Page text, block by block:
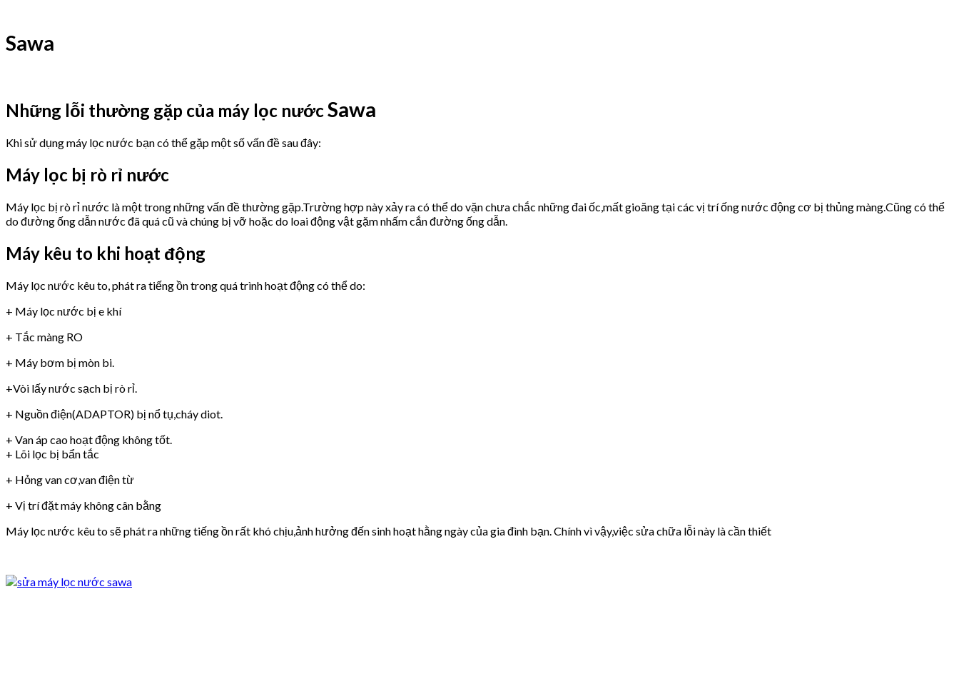
Sawa
Những lỗi thường gặp của máy lọc nướcSawa
Khi sử dụng máy lọc nước bạn có thể gặp một số vấn đề sau đây:
Máy lọc bị rò rỉ nước
Máy lọc bị rò rỉ nước là một trong những vấn đề thường gặp.Trường hợp này xảy ra có thể do vặn chưa chắc những đai ốc,mất gioăng tại các vị trí ống nước động cơ bị thủng màng.Cũng có thể
do đường ống dẫn nước đã quá cũ và chúng bị vỡ hoặc do loai động vật gặm nhấm cắn đường ống dẫn.
Máy kêu to khi hoạt động
Máy lọc nước kêu to, phát ra tiếng ồn trong quá trình hoạt động có thể do:
+ Máy lọc nước bị e khí
+ Tắc màng RO
+ Máy bơm bị mòn bi.
+Vòi lấy nước sạch bị rò rỉ.
+ Nguồn điện(ADAPTOR) bị nổ tụ,cháy diot.
+ Van áp cao hoạt động không tốt.
+ Lõi lọc bị bẩn tắc
+ Hỏng van cơ,van điện từ
+ Vị trí đặt máy không cân bằng
Máy lọc nước kêu to sẽ phát ra những tiếng ồn rất khó chịu,ảnh hưởng đến sinh hoạt hằng ngày của gia đình bạn. Chính vì vậy,việc sửa chữa lỗi này là cần thiết